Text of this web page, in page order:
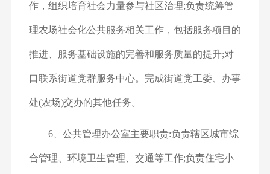
作，组织培育社会力量参与社区治理;负责统筹管
理农场社会化公共服务相关工作，包括服务项目的
推进、服务基础设施的完善和服务质量的提升;对
口联系街道党群服务中心。完成街道党工委、办事
处(农场)交办的其他任务。
6、公共管理办公室主要职责:负责辖区城市综
合管理、环境卫生管理、交通等工作;负责住宅小